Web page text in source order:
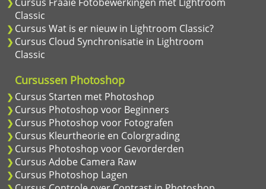
Classic
Cursus Wat is er nieuw in Lightroom Classic?
Cursus Cloud Synchronisatie in Lightroom
Classic
Cursussen Photoshop
Cursus Starten met Photoshop
Cursus Photoshop voor Beginners
Cursus Photoshop voor Fotografen
Cursus Kleurtheorie en Colorgrading
Cursus Photoshop voor Gevorderden
Cursus Adobe Camera Raw
Cursus Photoshop Lagen